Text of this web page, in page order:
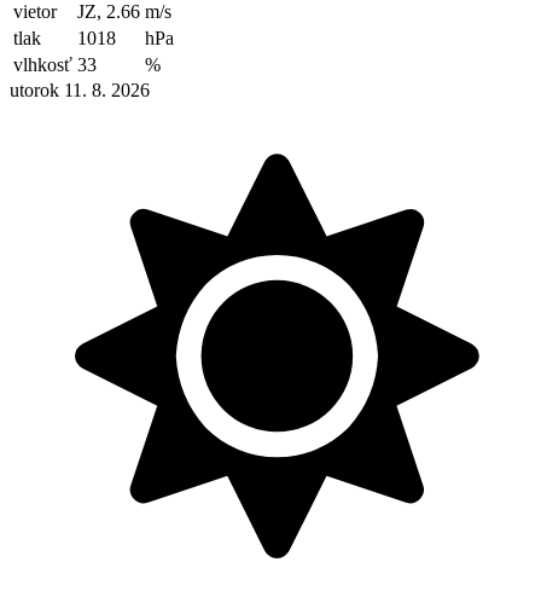
vietor
JZ, 2.66 m/s
tlak
1018
hPa
vlhkosť 33
%
utorok 11. 8. 2026